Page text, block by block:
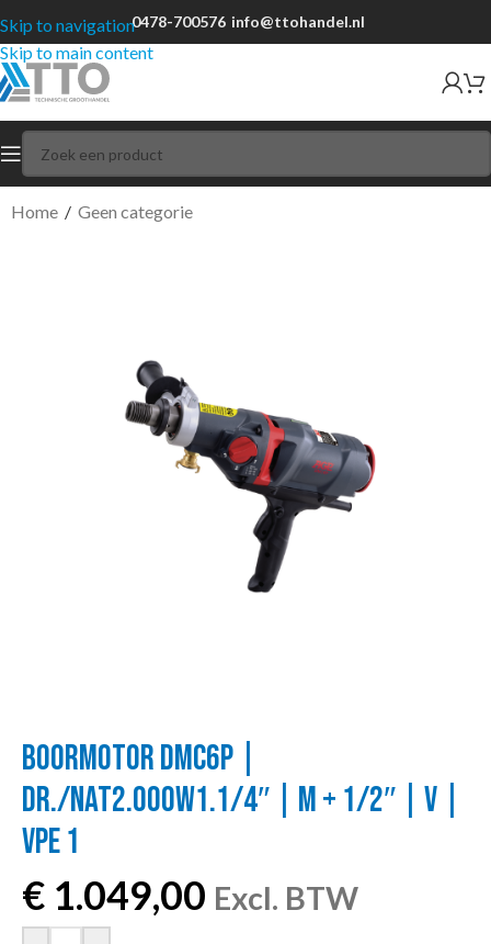
Skip to navigation
Skip to main content
0478-700576 info@ttohandel.nl
Home / Geen categorie
BOORMOTOR DMC6P |
DR./NAT2.000W1.1/4″ | M + 1/2″ | V |
VPE 1
€ 1.049,00 Excl. BTW